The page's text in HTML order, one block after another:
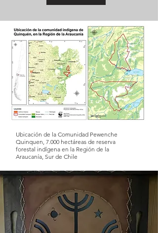
Ubicación de la Comunidad Pewenche
Quinquen, 7.000 hectáreas de reserva
forestal indígena en la Región de la
Araucanía, Sur de Chile